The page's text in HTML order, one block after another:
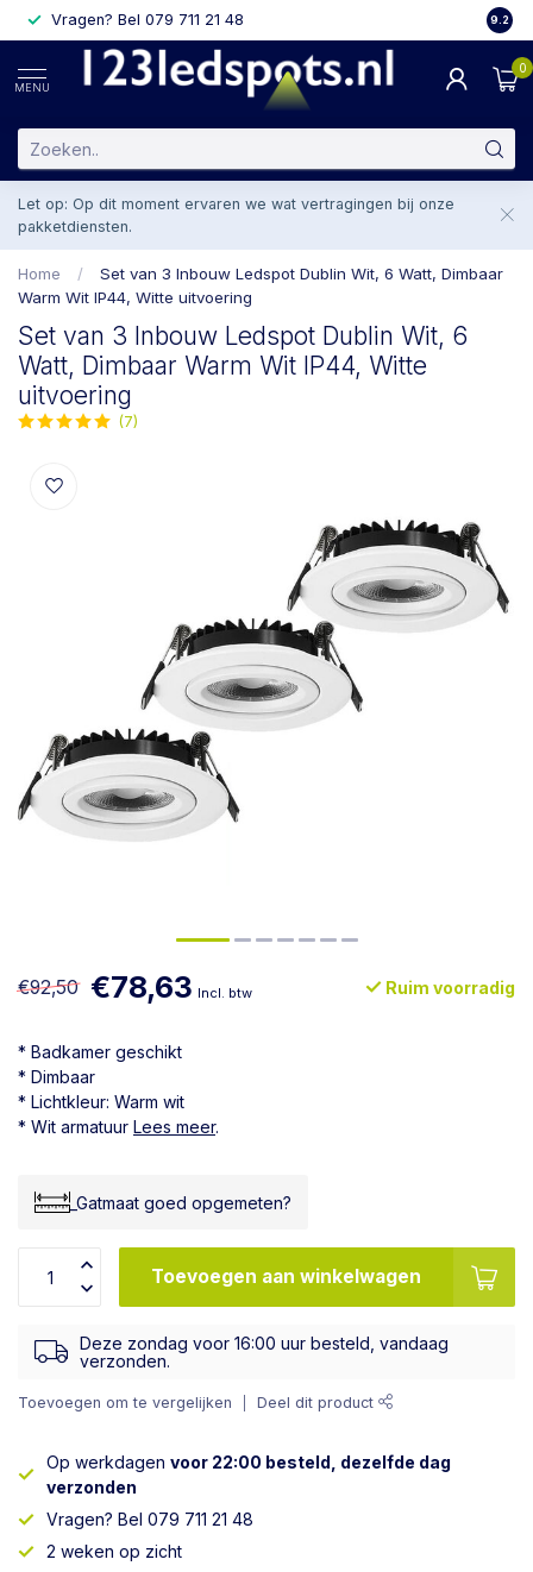
Vragen? Bel 079 711 21 48 29.2
MENU
0
Let op: Op dit moment ervaren we wat vertragingen bij onze
pakketdiensten.
Home /
Set van 3 Inbouw Ledspot Dublin Wit, 6 Watt, Dimbaar
Warm Wit IP44, Witte uitvoering
Set van 3 Inbouw Ledspot Dublin Wit, 6
Watt, Dimbaar Warm Wit IP44, Witte
uitvoering
(7)
€92,50 €78,63 Incl. btw Ruim voorradig
* Badkamer geschikt
* Dimbaar
* Lichtkleur: Warm wit
* Wit armatuur Lees meer.
_Gatmaat goed opgemeten?
Toevoegen aan winkelwagen
Deze zondag voor 16:00 uur besteld, vandaag
verzonden.
Toevoegen om te vergelijken Deel dit product
Op werkdagen voor 22:00 besteld, dezelfde dag
verzonden
Vragen? Bel 079 711 21 48
2 weken op zicht